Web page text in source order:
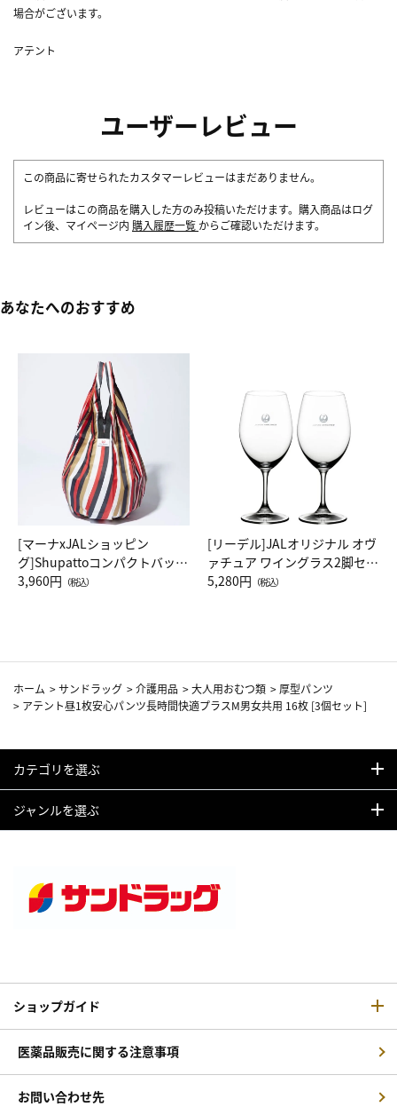
場合がございます。
アテント
ユーザーレビュー
この商品に寄せられたカスタマーレビューはまだありません。
レビューはこの商品を購入した方のみ投稿いただけます。購入商品はログ
イン後、マイページ内 購入履歴一覧 からご確認いただけます。
あなたへのおすすめ
[マーナxJALショッピン
グ]Shupattoコンパクトバッグ
Drop JAL客室乗務員（LC）ス
3,960円 （税込）
[リーデル]JALオリジナル オヴ
ァチュア ワイングラス2脚セッ
ト（レッドワイン）
5,280円 （税込）
ホーム >サンドラッグ >介護用品 >大人用おむつ類 > 厚型パンツ
> アテント昼1枚安心パンツ長時間快適プラスM男女共用 16枚 [3個セット]
カテゴリを選ぶ
ジャンルを選ぶ
ショップガイド
医薬品販売に関する注意事項
お問い合わせ先